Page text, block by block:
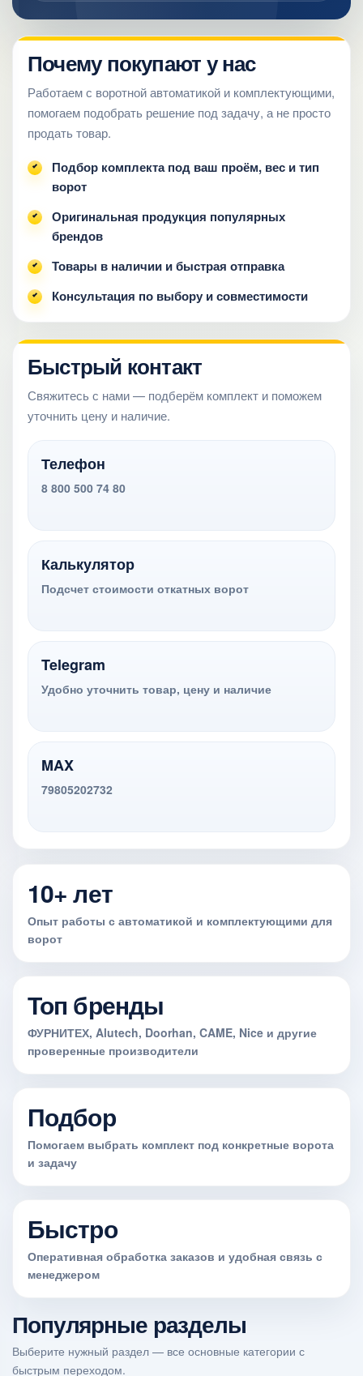
Почему покупают у нас
Работаем с воротной автоматикой и комплектующими,
помогаем подобрать решение под задачу, а не просто
продать товар.
Подбор комплекта под ваш проём, вес и тип
ворот
Оригинальная продукция популярных
брендов
Товары в наличии и быстрая отправка
Консультация по выбору и совместимости
Быстрый контакт
Свяжитесь с нами — подберём комплект и поможем
уточнить цену и наличие.
Телефон
8 800 500 74 80
Калькулятор
Подсчет стоимости откатных ворот
Telegram
Удобно уточнить товар, цену и наличие
MAX
79805202732
10+ лет
Опыт работы с автоматикой и комплектующими для
ворот
Топ бренды
ФУРНИТЕХ, Alutech, Doorhan, CAME, Nice и другие
проверенные производители
Подбор
Помогаем выбрать комплект под конкретные ворота
и задачу
Быстро
Оперативная обработка заказов и удобная связь с
менеджером
Популярные разделы
Выберите нужный раздел — все основные категории с
быстрым переходом.